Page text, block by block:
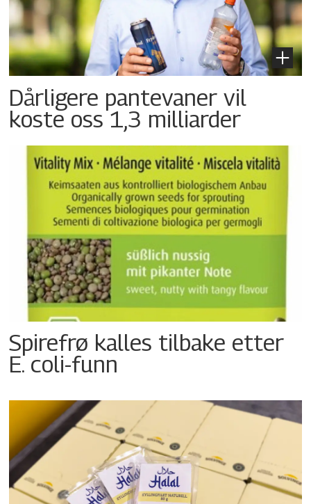
Dårligere pantevaner vil
koste oss 1,3 milliarder
Spirefrø kalles tilbake etter
E. coli-funn